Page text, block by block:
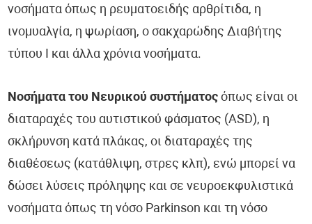
νοσήματα όπως η ρευματοειδής αρθρίτιδα, η
ινομυαλγία, η ψωρίαση, ο σακχαρώδης Διαβήτης
τύπου Ι και άλλα χρόνια νοσήματα.
Νοσήματα του Νευρικού συστήματος όπως είναι οι
διαταραχές του αυτιστικού φάσματος (ASD), η
σκλήρυνση κατά πλάκας, οι διαταραχές της
διαθέσεως (κατάθλιψη, στρες κλπ), ενώ μπορεί να
δώσει λύσεις πρόληψης και σε νευροεκφυλιστικά
νοσήματα όπως τη νόσο Parkinson και τη νόσο